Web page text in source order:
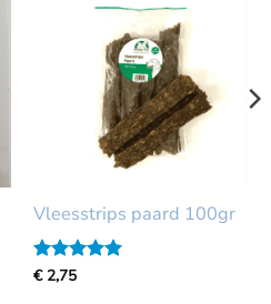
Vleesstrips paard 100gr
Gewaardeerd
€ 2,75